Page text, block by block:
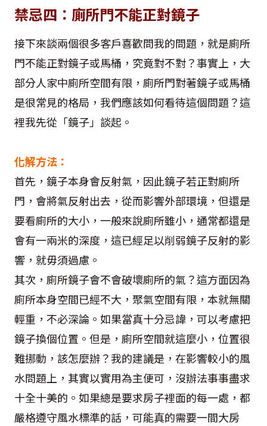
禁忌四：廁所門不能正對鏡子
接下來談兩個很多客戶喜歡問我的問題，就是廁所
門不能正對鏡子或馬桶，究竟對不對？事實上，大
部分人家中廁所空間有限，廁所門對著鏡子或馬桶
是很常見的格局，我們應該如何看待這個問題？這
裡我先從「鏡子」談起。
化解方法：
首先，鏡子本身會反射氣，因此鏡子若正對廁所
門，會將氣反射出去，從而影響外部環境，但還是
要看廁所的大小，一般來說廁所雖小，通常都還是
會有一兩米的深度，這已經足以削弱鏡子反射的影
響，就毋須過慮。
其次，廁所鏡子會不會破壞廁所的氣？這方面因為
廁所本身空間已經不大，聚氣空間有限，本就無關
輕重，不必深論。如果當真十分忌諱，可以考慮把
鏡子換個位置。但是，廁所空間就這麼小，位置很
難挪動，該怎麼辦？我的建議是，在影響較小的風
水問題上，其實以實用為主便可，沒辦法事事盡求
十全十美的。如果總是要求房子裡面的每一處，都
嚴格遵守風水標準的話，可能真的需要一間大房